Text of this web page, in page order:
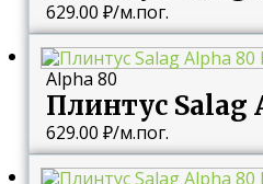
629.00 ₽/м.пог.
Alpha 80
Плинтус Salag
629.00 ₽/м.пог.